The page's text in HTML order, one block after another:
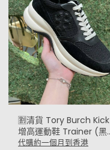
🈹️清貨 Tory Burch Kick
增高運動鞋 Trainer (黑
Black)
代購約一個月到香港